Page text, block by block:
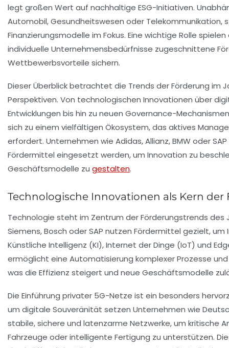
legt großen Wert auf nachhaltige ESG-Initiativen.
Automobil, Gesundheitswesen oder Telekommunikation,
Finanzierungsmodelle im Fokus. Eine wichtige Rolle
individuelle Unternehmensbedürfnisse zugeschnittene
Wettbewerbsvorteile sichern.
Dieser Überblick betrachtet die Trends der Förderung im
Perspektiven. Von technologischen Innovationen über
Entwicklungen bis hin zu neuen Governance-
sich zu einem vielfältigen Ökosystem, das aktives
erfordert. Unternehmen wie Adidas, Allianz, BMW oder
Fördermittel eingesetzt werden, um Innovation zu
Geschäftsmodelle zu gestalten.
Technologische Innovationen als Kern der
Technologie steht im Zentrum der Förderungstrends des
Siemens, Bosch oder SAP nutzen Fördermittel gezielt,
Künstliche Intelligenz (KI), Internet der Dinge (IoT) und
ermöglicht eine Automatisierung komplexer Prozesse
was die Effizienz steigert und neue Geschäftsmodelle
Die Einführung privater 5G-Netze ist ein besonders
um digitale Souveränität setzen Unternehmen wie
stabile, sichere und latenzarme Netzwerke, um kritische
Fahrzeuge oder intelligente Fertigung zu unterstützen.